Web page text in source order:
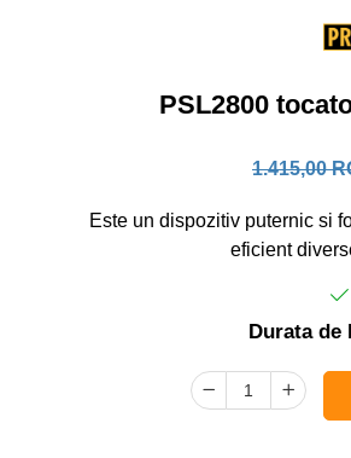
PSL2800
1.415,00
Este un dispozitiv puternic si
eficient
Durata de